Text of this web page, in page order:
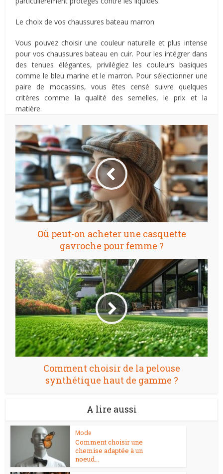
Le choix de vos chaussures bateau marron
Vous pouvez choisir une couleur naturelle et plus intense
pour vos chaussures bateau en cuir. Pour les intégrer dans
des tenues élégantes, privilégiez les couleurs basiques
comme le bleu marine et le marron. Pour sélectionner une
paire de mocassins, vous êtes censé suivre quelques
critères comme la qualité des semelles, le prix et la
matière.
Où peut-on acheter une casquette
gavroche pour femme ?
Comment choisir de la pelouse
synthétique haut de gamme ?
A lire aussi
Mode
Comment choisir une
chemise adaptée à un
noeud...